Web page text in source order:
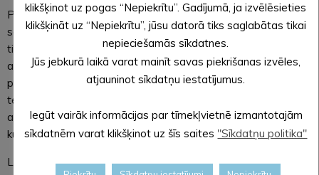
Poligona tarifs ir noteikts par tonnām, taču SIA “Pilsētvides
serviss” klientiem samaksa par sadzīves atkritumu izvešanu
tiek aprēķināta par kubikmetriem. Tā kā atkritumu
apglabāšanas izmaksas no 2019. gada 1. janvāra pieaugs
par 4 eiro tonnā, un atkritumu vidējais svars Alūksnes novada
teritorijā ir 120 kilogrami kubikmetrā, SIA “Pilsētvides serviss”
aprēķinājis, ka poligona tarifa pieaugums būs 48 centi
kubikmetrā (bez PVN).
Līdz ar to arī maksa par nešķiroto sadzīves atkritumu
klikšķinot uz pogas “Nepiekrītu”. Gadījumā, ja izvēlēsieties
klikšķināt uz “Nepiekrītu”, jūsu datorā tiks saglabātas tikai
nepieciešamās sīkdatnes.
Jūs jebkurā laikā varat mainīt savas piekrišanas izvēles,
atjauninot sīkdatņu iestatījumus.
Iegūt vairāk informācijas par tīmekļvietnē izmantotajām
sīkdatnēm varat klikšķinot uz šīs saites "Sīkdatņu politika"